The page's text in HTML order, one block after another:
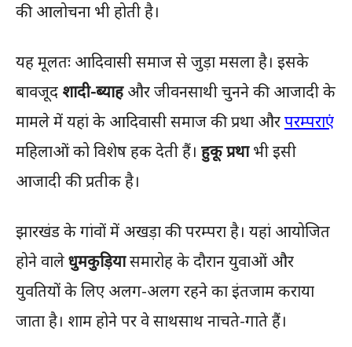
की आलोचना भी होती है।
यह मूलतः आदिवासी समाज से जुड़ा मसला है। इसके
बावजूद शादी-ब्याहऔर जीवनसाथी चुनने की आजादी के
मामले में यहां के आदिवासी समाज की प्रथा औरपरम्पराएं
महिलाओं को विशेष हक देती हैं। हुकू प्रथाभी इसी
आजादी की प्रतीक है।
झारखंड के गांवों में अखड़ा की परम्परा है। यहां आयोजित
होने वालेधुमकुड़ियासमारोह के दौरान युवाओं और
युवतियों के लिए अलग-अलग रहने का इंतजाम कराया
जाता है। शाम होने पर वे साथसाथ नाचते-गाते हैं।